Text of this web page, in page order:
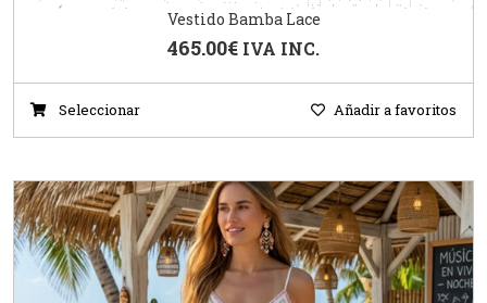
Vestido Bamba Lace
465.00€ IVA INC.
Seleccionar Añadir a favoritos